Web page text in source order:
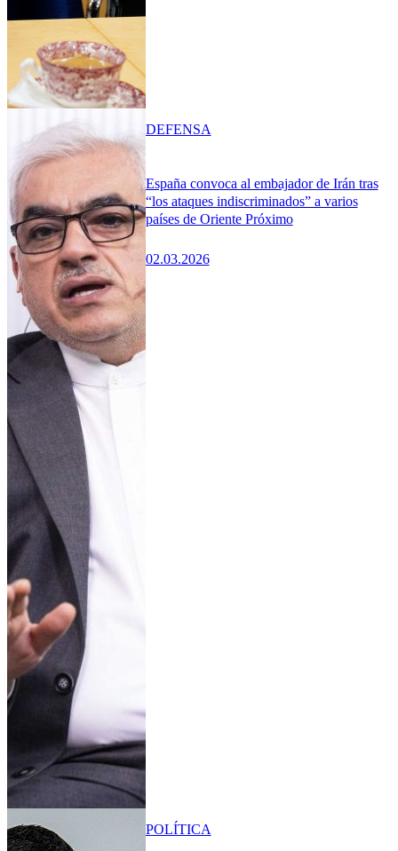
España convoca al embajador de Irán tras
“los ataques indiscriminados” a varios
países de Oriente Próximo
02.03.2026
DEFENSA
POLÍTICA